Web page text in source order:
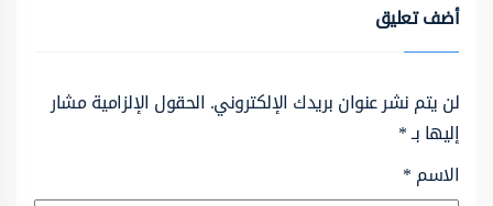
أضف تعليق
لن يتم نشر عنوان بريدك الإلكتروني. الحقول الإلزامية مشار
إليها بـ*
الاسم*